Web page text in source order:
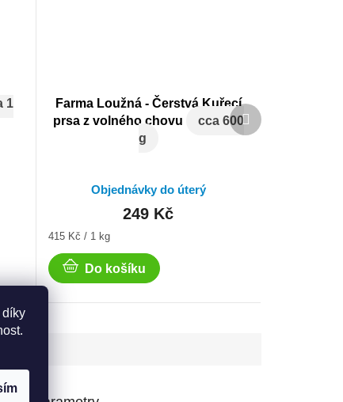
díky
1
Farma Loužná - Čerstvá Kuřecí
prsa z volného chovu
cca 600
g
Objednávky do úterý
249 Kč
Měrná
415 Kč / 1 kg
Do košíku
Další
produkt